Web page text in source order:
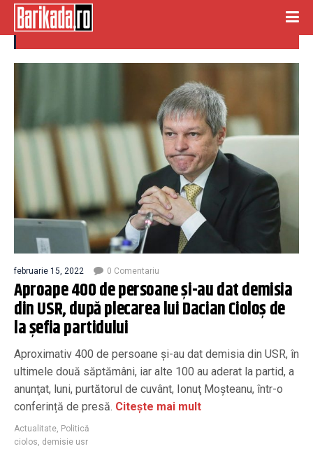
demisie usr
februarie 15, 2022 0 Comentariu
Aproape 400 de persoane şi-au dat demisia
din USR, după plecarea lui Dacian Cioloș de
la șefia partidului
Aproximativ 400 de persoane și-au dat demisia din USR, în
ultimele două săptămâni, iar alte 100 au aderat la partid, a
anunţat, luni, purtătorul de cuvânt, Ionuţ Moşteanu, într-o
conferință de presă. Citește mai mult
Actualitate, Politică
ciolos, demisie usr